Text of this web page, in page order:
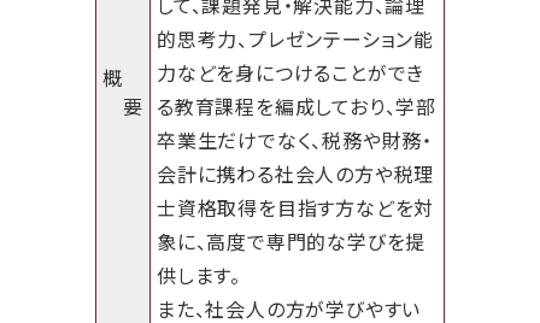
概
要
して、課題発見・解決能力、論理
的思考力、プレゼンテーション能
力などを身につけることができ
る教育課程を編成しており、学部
卒業生だけでなく、税務や財務・
会計に携わる社会人の方や税理
士資格取得を目指す方などを対
象に、高度で専門的な学びを提
供します。
また、社会人の方が学びやすい